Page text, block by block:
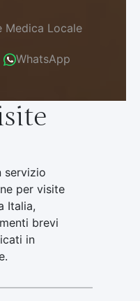
Medica Locale
WhatsApp
servizio
per visite
Italia,
brevi
in